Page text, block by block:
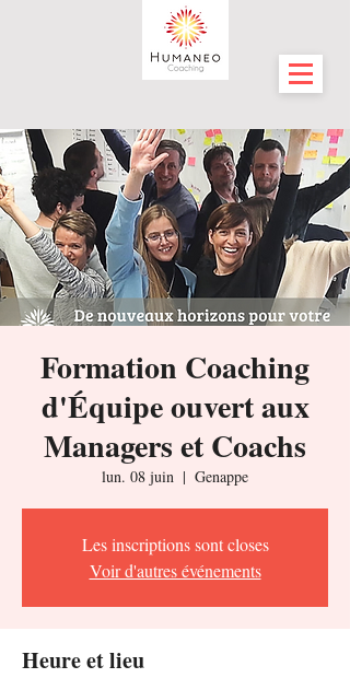
Formation Coaching
d'Équipe ouvert aux
Managers et Coachs
lun. 08 juin
  |
Genappe
Les inscriptions sont closes
Voir d'autres événements
Heure et lieu